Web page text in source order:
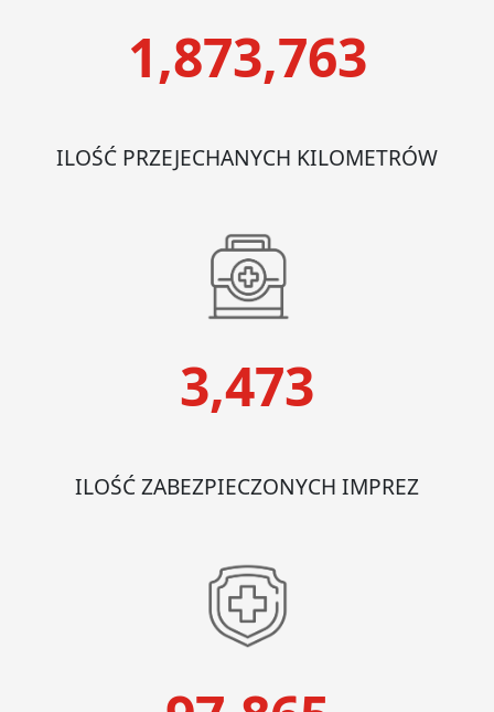
1,873,763
ILOŚĆ PRZEJECHANYCH KILOMETRÓW
3,473
ILOŚĆ ZABEZPIECZONYCH IMPREZ